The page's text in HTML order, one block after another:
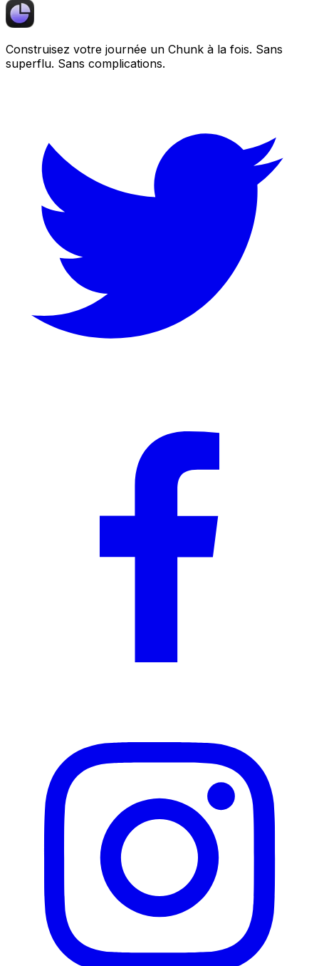
Construisez votre journée un Chunk à la fois. Sans
superflu. Sans complications.